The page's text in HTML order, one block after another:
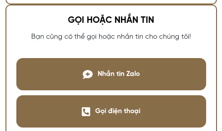
GỌI HOẶC NHẮN TIN
Bạn cũng có thể gọi hoặc nhắn tin cho chúng tôi!
Nhắn tin Zalo
Gọi điện thoại